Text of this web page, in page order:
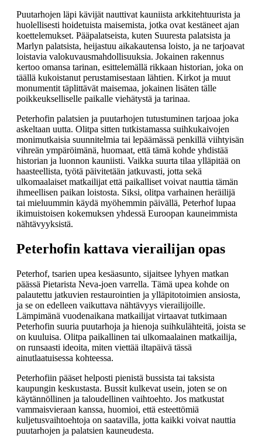
Puutarhojen läpi kävijät nauttivat kauniista arkkitehtuurista ja
huolellisesti hoidetuista maisemista, jotka ovat kestäneet ajan
koettelemukset. Pääpalatseista, kuten Suuresta palatsista ja
Marlyn palatsista, heijastuu aikakautensa loisto, ja ne tarjoavat
loistavia valokuvausmahdollisuuksia. Jokainen rakennus
kertoo omansa tarinan, esittelemällä rikkaan historian, joka on
täällä kukoistanut perustamisestaan lähtien. Kirkot ja muut
monumentit täplittävät maisemaa, jokainen lisäten tälle
poikkeukselliselle paikalle viehätystä ja tarinaa.
Peterhofin palatsien ja puutarhojen tutustuminen tarjoaa joka
askeltaan uutta. Olitpa sitten tutkistamassa suihkukaivojen
monimutkaisia suunnitelmia tai lepäämässä penkillä viihtyisän
vihreän ympäröimänä, huomaat, että tämä kohde yhdistää
historian ja luonnon kauniisti. Vaikka suurta tilaa ylläpitää on
haasteellista, työtä päivitetään jatkuvasti, jotta sekä
ulkomaalaiset matkailijat että paikalliset voivat nauttia tämän
ihmeellisen paikan loistosta. Siksi, olitpa varhainen heräilijä
tai mieluummin käydä myöhemmin päivällä, Peterhof lupaa
ikimuistoisen kokemuksen yhdessä Euroopan kauneimmista
nähtävyyksistä.
Peterhofin kattava vierailijan opas
Peterhof, tsarien upea kesäasunto, sijaitsee lyhyen matkan
päässä Pietarista Neva-joen varrella. Tämä upea kohde on
palautettu jatkuvien restaurointien ja ylläpitotoimien ansiosta,
ja se on edelleen vaikuttava nähtävyys vierailijoille.
Lämpimänä vuodenaikana matkailijat virtaavat tutkimaan
Peterhofin suuria puutarhoja ja hienoja suihkulähteitä, joista se
on kuuluisa. Olitpa paikallinen tai ulkomaalainen matkailija,
on runsaasti ideoita, miten viettää iltapäivä tässä
ainutlaatuisessa kohteessa.
Peterhofiin pääset helposti pienistä bussista tai taksista
kaupungin keskustasta. Bussit kulkevat usein, joten se on
käytännöllinen ja taloudellinen vaihtoehto. Jos matkustat
vammaisvieraan kanssa, huomioi, että esteettömiä
kuljetusvaihtoehtoja on saatavilla, jotta kaikki voivat nauttia
puutarhojen ja palatsien kauneudesta.